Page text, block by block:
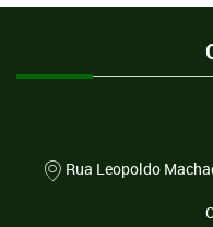
Rua Leopoldo